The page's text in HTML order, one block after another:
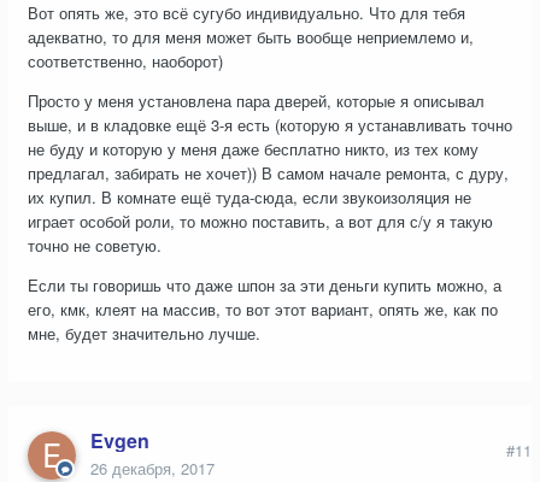
Вот опять же, это всё сугубо индивидуально. Что для тебя
адекватно, то для меня может быть вообще неприемлемо и,
соответственно, наоборот)
Просто у меня установлена пара дверей, которые я описывал
выше, и в кладовке ещё 3-я есть (которую я устанавливать точно
не буду и которую у меня даже бесплатно никто, из тех кому
предлагал, забирать не хочет)) В самом начале ремонта, с дуру,
их купил. В комнате ещё туда-сюда, если звукоизоляция не
играет особой роли, то можно поставить, а вот для с/у я такую
точно не советую.
Если ты говоришь что даже шпон за эти деньги купить можно, а
его, кмк, клеят на массив, то вот этот вариант, опять же, как по
мне, будет значительно лучше.
Evgen
26 декабря, 2017
#11